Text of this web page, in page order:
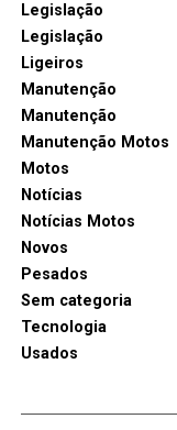
Legislação
Legislação
Ligeiros
Manutenção
Manutenção
Manutenção Motos
Motos
Notícias
Notícias Motos
Novos
Pesados
Sem categoria
Tecnologia
Usados